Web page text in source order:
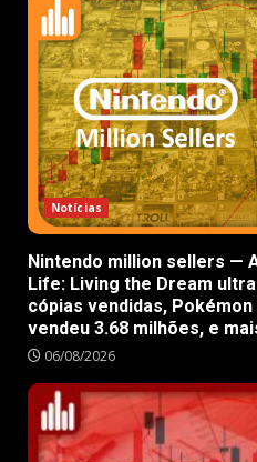
Notícias
Nintendo million sellers —
Life: Living the Dream
cópias vendidas,
vendeu 3.68 milhões, e
06/08/2026